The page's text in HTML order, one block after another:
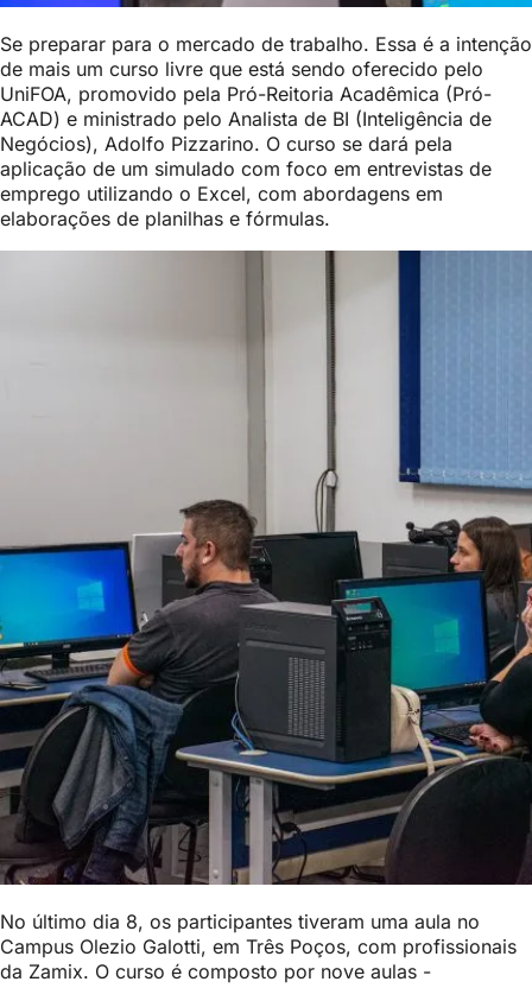
Se preparar para o mercado de trabalho. Essa é a intenção
de mais um curso livre que está sendo oferecido pelo
UniFOA, promovido pela Pró-Reitoria Acadêmica (Pró-
ACAD) e ministrado pelo Analista de BI (Inteligência de
Negócios), Adolfo Pizzarino. O curso se dará pela
aplicação de um simulado com foco em entrevistas de
emprego utilizando o Excel, com abordagens em
elaborações de planilhas e fórmulas.
No último dia 8, os participantes tiveram uma aula no
Campus Olezio Galotti, em Três Poços, com profissionais
da Zamix. O curso é composto por nove aulas -